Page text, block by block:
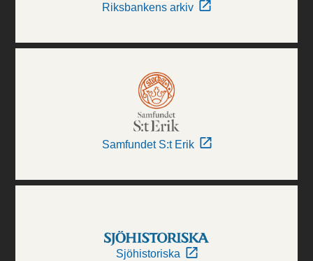
Riksbankens arkiv
Samfundet S:t Erik
Sjöhistoriska